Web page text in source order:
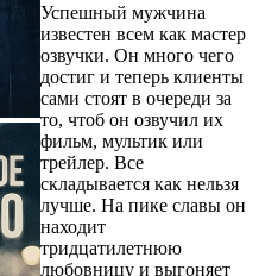
Успешный мужчина
известен всем как мастер
озвучки. Он много чего
достиг и теперь клиенты
сами стоят в очереди за
то, чтоб он озвучил их
фильм, мультик или
трейлер. Все
складывается как нельзя
лучше. На пике славы он
находит
тридцатилетнюю
любовницу и выгоняет